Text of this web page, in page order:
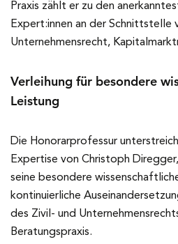
Praxis zählt er zu den
Expert:innen an der Schnittstelle
Unternehmensrecht,
Verleihung für besondere
Leistung
Die Honorarprofessur
Expertise von Christoph
seine besondere
kontinuierliche
des Zivil- und
Beratungspraxis.